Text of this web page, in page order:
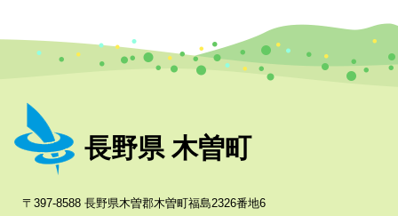
長野県 木曽町
〒397-8588 長野県木曽郡木曽町福島2326番地6